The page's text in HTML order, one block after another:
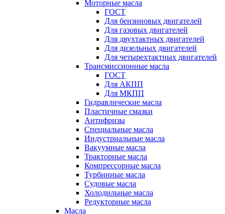
Моторные масла
ГОСТ
Для бензиновых двигателей
Для газовых двигателей
Для двухтактных двигателей
Для дизельных двигателей
Для четырехтактных двигателей
Трансмиссионные масла
ГОСТ
Для АКПП
Для МКПП
Гидравлические масла
Пластичные смазки
Антифризы
Специальные масла
Индустриальные масла
Вакуумные масла
Тракторные масла
Компрессорные масла
Турбинные масла
Судовые масла
Холодильные масла
Редукторные масла
Масла